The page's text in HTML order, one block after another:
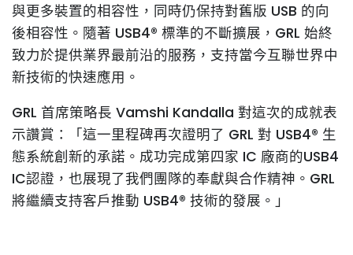
與更多裝置的相容性，同時仍保持對舊版 USB 的向
後相容性。隨著 USB4® 標準的不斷擴展，GRL 始終
致力於提供業界最前沿的服務， 支持當今互聯世界中
新技術的快速應用。
GRL 首席策略長 Vamshi Kandalla 對這次的成就表
示讚賞：「這一里程碑再次證明了 GRL 對 USB4® 生
態系統創新的承諾。成功完成第四家 IC 廠商的USB4
IC認證，也展現了我們團隊的奉獻與合作精神。GRL
將繼續支持客戶推動 USB4® 技術的發展。 」